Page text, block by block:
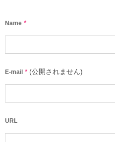
Name *
E-mail * (公開されません)
URL